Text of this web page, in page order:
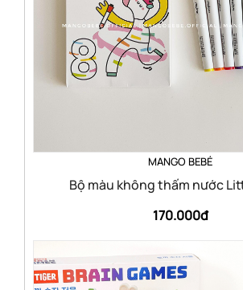
MANGO BEBÉ
Bộ màu không thấm nước
170.000đ